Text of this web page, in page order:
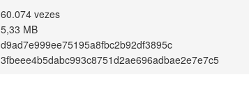
60.074 vezes
5,33 MB
d9ad7e999ee75195a8fbc2b92df3895c
3fbeee4b5dabc993c8751d2ae696adbae2e7e7c5